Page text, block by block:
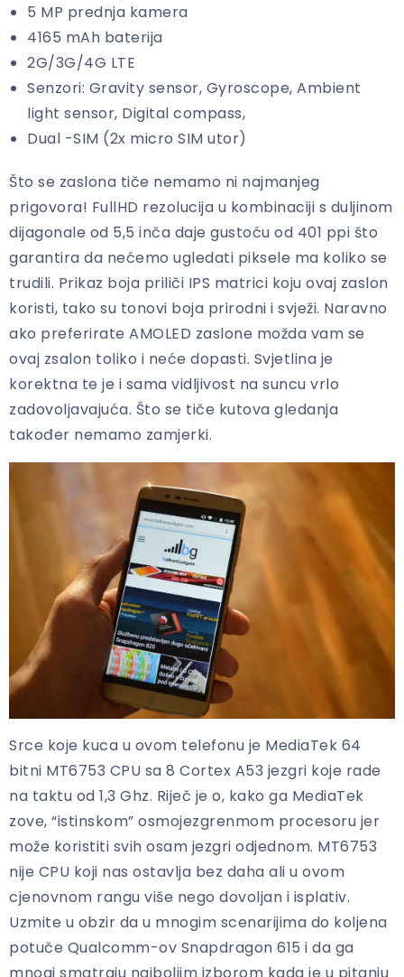
5 MP prednja kamera
4165 mAh baterija
2G/3G/4G LTE
Senzori: Gravity sensor, Gyroscope, Ambient
light sensor, Digital compass,
Dual -SIM (2x micro SIM utor)
Što se zaslona tiče nemamo ni najmanjeg
prigovora! FullHD rezolucija u kombinaciji s duljinom
dijagonale od 5,5 inča daje gustoću od 401 ppi što
garantira da nećemo ugledati piksele ma koliko se
trudili. Prikaz boja priliči IPS matrici koju ovaj zaslon
koristi, tako su tonovi boja prirodni i svježi. Naravno
ako preferirate AMOLED zaslone možda vam se
ovaj zsalon toliko i neće dopasti. Svjetlina je
korektna te je i sama vidljivost na suncu vrlo
zadovoljavajuća. Što se tiče kutova gledanja
također nemamo zamjerki.
Srce koje kuca u ovom telefonu je MediaTek 64
bitni MT6753 CPU sa 8 Cortex A53 jezgri koje rade
na taktu od 1,3 Ghz. Riječ je o, kako ga MediaTek
zove, “istinskom” osmojezgrenmom procesoru jer
može koristiti svih osam jezgri odjednom. MT6753
nije CPU koji nas ostavlja bez daha ali u ovom
cjenovnom rangu više nego dovoljan i isplativ.
Uzmite u obzir da u mnogim scenarijima do koljena
potuče Qualcomm-ov Snapdragon 615 i da ga